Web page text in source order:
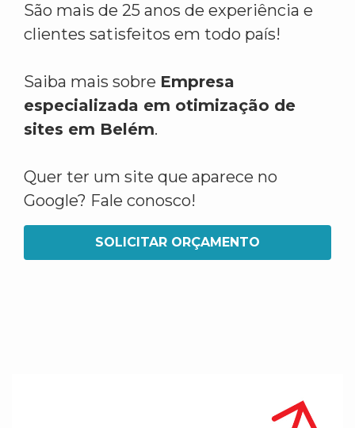
São mais de 25 anos de experiência e
clientes satisfeitos em todo país!
Saiba mais sobre Empresa
especializada em otimização de
sites em Belém.
Quer ter um site que aparece no
Google? Fale conosco!
SOLICITAR ORÇAMENTO